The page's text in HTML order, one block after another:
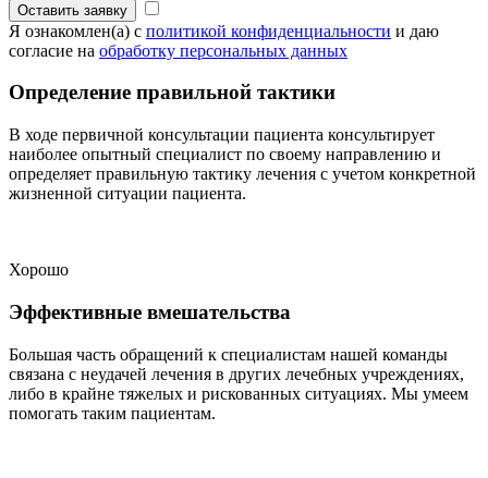
Оставить заявку
Я ознакомлен(а) с политикой конфиденциальности и даю
согласие на обработку персональных данных
Определение правильной тактики
В ходе первичной консультации пациента консультирует
наиболее опытный специалист по своему направлению и
определяет правильную тактику лечения с учетом конкретной
жизненной ситуации пациента.
Хорошо
Эффективные вмешательства
Большая часть обращений к специалистам нашей команды
связана с неудачей лечения в других лечебных учреждениях,
либо в крайне тяжелых и рискованных ситуациях. Мы умеем
помогать таким пациентам.